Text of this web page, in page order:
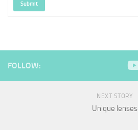
Submit
FOLLOW:
NEXT STORY
Unique lenses